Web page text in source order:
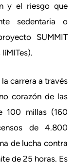
y el riesgo que
sedentaria o
SUMMIT
carrera a través
corazón de las
100 millas (160
de 4.800
de lucha contra
de 25 horas. Es